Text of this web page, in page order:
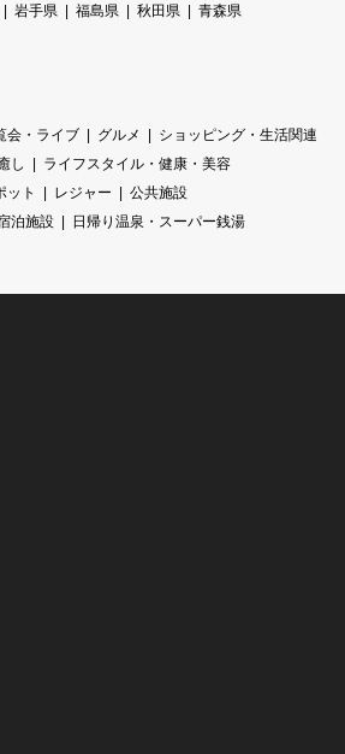
岩手県 福島県 秋田県
青森県
会・ライブ グルメ
ショッピング・生活関連
し
ライフスタイル・健康・美容
ット
レジャー
公共施設
泊施設
日帰り温泉・スーパー銭湯